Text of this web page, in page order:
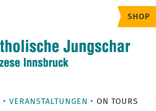
SHOP
VERANSTALTUNGEN ON TOURS